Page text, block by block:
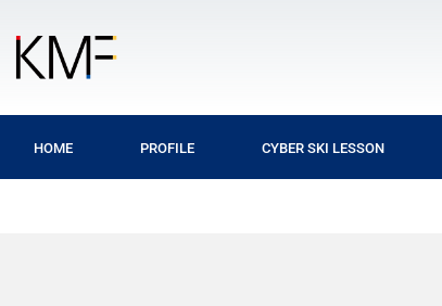
キ
HOME PROFILE CYBER SKI LESSON